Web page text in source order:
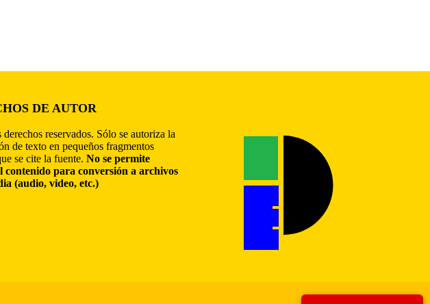
DE AUTOR
derechos reservados. Sólo se autoriza la
de texto en pequeños fragmentos
se cite la fuente. No se permite
contenido para conversión a archivos
(audio, video, etc.)